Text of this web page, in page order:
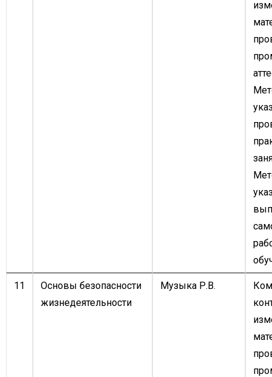
11
Основы безопасности
жизнедеятельности
Музыка Р.В.